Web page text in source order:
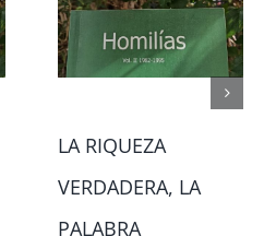
LA RIQUEZA
VERDADERA, LA
PALABRA